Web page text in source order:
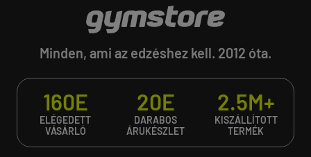
Minden, ami az edzéshez kell. 2012 óta.
160E
ELÉGEDETT
VÁSÁRLÓ
20E
DARABOS
ÁRUKÉSZLET
2.5M+
KISZÁLLÍTOTT
TERMÉK